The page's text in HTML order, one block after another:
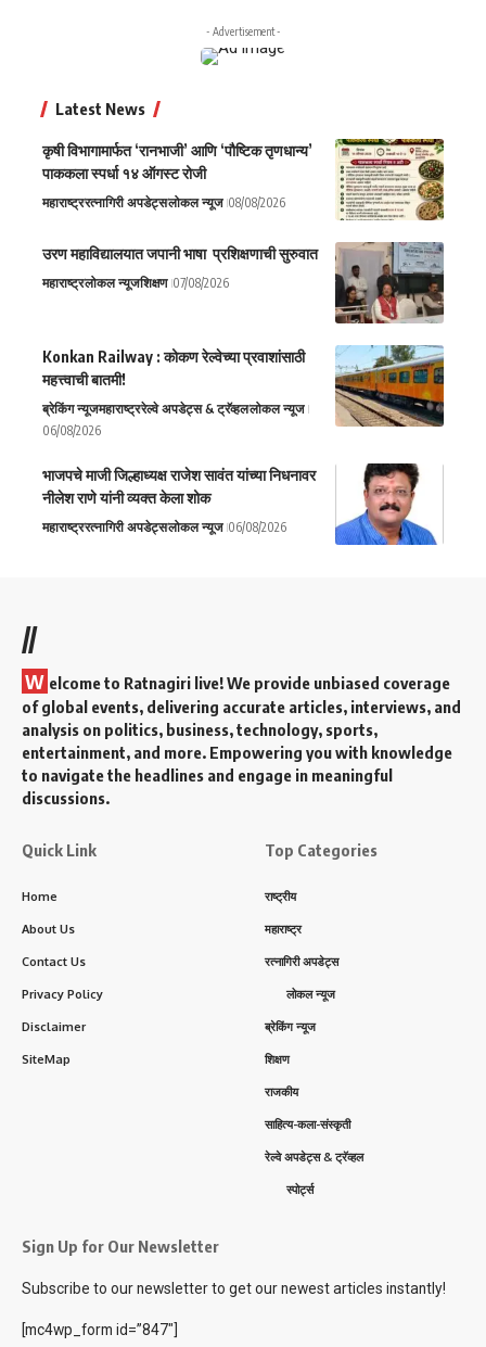
- Advertisement -
Latest News
कृषी विभागामार्फत ‘रानभाजी’ आणि ‘पौष्टिक तृणधान्य’
पाककला स्पर्धा १४ ऑगस्ट रोजी
महाराष्ट्ररत्नागिरी अपडेट्सलोकल न्यूज 08/08/2026
उरण महाविद्यालयात जपानी भाषा प्रशिक्षणाची सुरुवात
महाराष्ट्रलोकल न्यूजशिक्षण 07/08/2026
Konkan Railway : कोकण रेल्वेच्या प्रवाशांसाठी
महत्त्वाची बातमी!
ब्रेकिंग न्यूजमहाराष्ट्ररेल्वे अपडेट्स & ट्रॅव्हललोकल न्यूज
06/08/2026
भाजपचे माजी जिल्हाध्यक्ष राजेश सावंत यांच्या निधनावर
नीलेश राणे यांनी व्यक्त केला शोक
महाराष्ट्ररत्नागिरी अपडेट्सलोकल न्यूज 06/08/2026
//
W elcome to Ratnagiri live! We provide unbiased coverage
of global events, delivering accurate articles, interviews, and
analysis on politics, business, technology, sports,
entertainment, and more. Empowering you with knowledge
to navigate the headlines and engage in meaningful
discussions.
Quick Link
Home
About Us
Contact Us
Privacy Policy
Disclaimer
SiteMap
Top Categories
राष्ट्रीय
महाराष्ट्र
रत्नागिरी अपडेट्स
लोकल न्यूज
ब्रेकिंग न्यूज
शिक्षण
राजकीय
साहित्य-कला-संस्कृती
रेल्वे अपडेट्स & ट्रॅव्हल
स्पोर्ट्स
Sign Up for Our Newsletter
Subscribe to our newsletter to get our newest articles instantly!
[mc4wp_form id=”847″]